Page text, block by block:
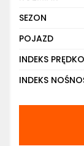
SEZON
POJAZD
INDEKS
INDEKS